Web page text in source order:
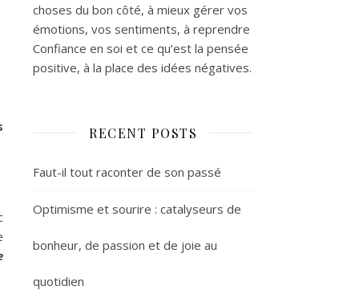
choses du bon côté, à mieux gérer vos
émotions, vos sentiments, à reprendre
Confiance en soi et ce qu’est la pensée
positive, à la place des idées négatives.
RECENT POSTS
Faut-il tout raconter de son passé
Optimisme et sourire : catalyseurs de
bonheur, de passion et de joie au
quotidien